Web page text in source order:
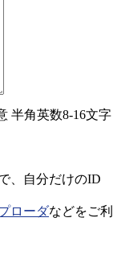
半角英数8-16文字
、自分だけのID
ローダなどをご利